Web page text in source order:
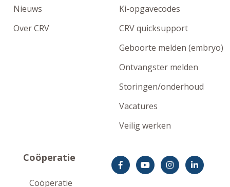
Nieuws
Over CRV
Ki-opgavecodes
CRV quicksupport
Geboorte melden (embryo)
Ontvangster melden
Storingen/onderhoud
Vacatures
Veilig werken
Coöperatie
Coöperatie